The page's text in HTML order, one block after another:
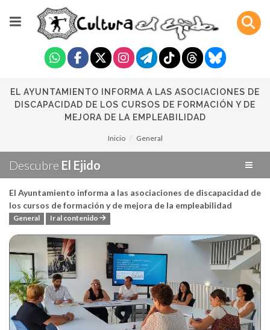
EL AYUNTAMIENTO INFORMA A LAS ASOCIACIONES DE
DISCAPACIDAD DE LOS CURSOS DE FORMACIÓN Y DE
MEJORA DE LA EMPLEABILIDAD
Inicio General
Descubre El Ejido
El Ayuntamiento informa a las asociaciones de discapacidad de
los cursos de formación y de mejora de la empleabilidad
General Ir al contenido